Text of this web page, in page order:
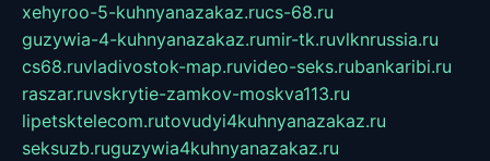
xehyroo-5-kuhnyanazakaz.rucs-68.ru
guzywia-4-kuhnyanazakaz.rumir-tk.ruvlknrussia.ru
cs68.ruvladivostok-map.ruvideo-seks.rubankaribi.ru
raszar.ruvskrytie-zamkov-moskva113.ru
lipetsktelecom.rutovudyi4kuhnyanazakaz.ru
seksuzb.ruguzywia4kuhnyanazakaz.ru